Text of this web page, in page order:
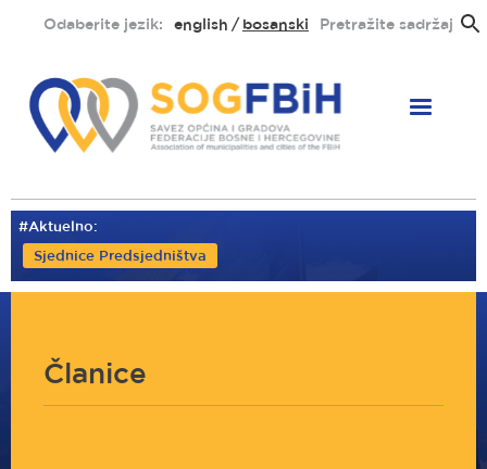
sadržaj
Odaberite jezik: english bosanski Pretražite sadržaj
#Aktuelno:
Sjednice Predsjedništva
Članice